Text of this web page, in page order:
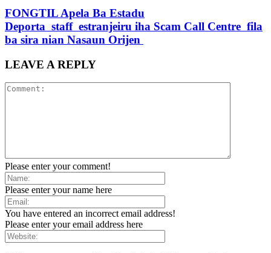
FONGTIL Apela Ba Estadu
Deporta staff estranjeiru iha Scam Call Centre fila
ba sira nian Nasaun Orijen
LEAVE A REPLY
Please enter your comment!
Please enter your name here
You have entered an incorrect email address!
Please enter your email address here